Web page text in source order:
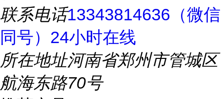
联系电话13343814636（微信
同号）24小时在线
所在地址河南省郑州市管城区
航海东路70号